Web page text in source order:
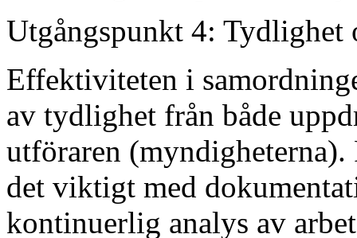
Utgångspunkt 4: Tydlighet
Effektiviteten i
av tydlighet från både
utföraren
det viktigt med
kontinuerlig analys av